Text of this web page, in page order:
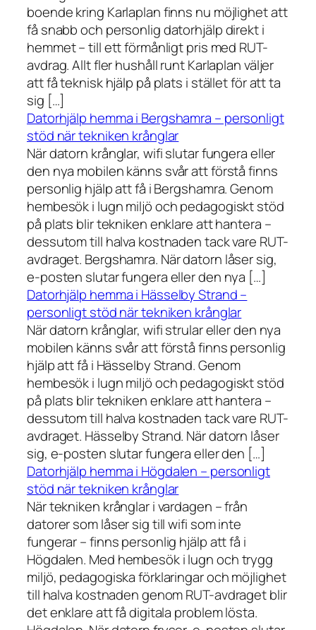
boende kring Karlaplan finns nu möjlighet att
få snabb och personlig datorhjälp direkt i
hemmet – till ett förmånligt pris med RUT-
avdrag. Allt fler hushåll runt Karlaplan väljer
att få teknisk hjälp på plats i stället för att ta
sig […]
Datorhjälp hemma i Bergshamra – personligt
stöd när tekniken krånglar
När datorn krånglar, wifi slutar fungera eller
den nya mobilen känns svår att förstå finns
personlig hjälp att få i Bergshamra. Genom
hembesök i lugn miljö och pedagogiskt stöd
på plats blir tekniken enklare att hantera –
dessutom till halva kostnaden tack vare RUT-
avdraget. Bergshamra. När datorn låser sig,
e-posten slutar fungera eller den nya […]
Datorhjälp hemma i Hässelby Strand –
personligt stöd när tekniken krånglar
När datorn krånglar, wifi strular eller den nya
mobilen känns svår att förstå finns personlig
hjälp att få i Hässelby Strand. Genom
hembesök i lugn miljö och pedagogiskt stöd
på plats blir tekniken enklare att hantera –
dessutom till halva kostnaden tack vare RUT-
avdraget. Hässelby Strand. När datorn låser
sig, e-posten slutar fungera eller den […]
Datorhjälp hemma i Högdalen – personligt
stöd när tekniken krånglar
När tekniken krånglar i vardagen – från
datorer som låser sig till wifi som inte
fungerar – finns personlig hjälp att få i
Högdalen. Med hembesök i lugn och trygg
miljö, pedagogiska förklaringar och möjlighet
till halva kostnaden genom RUT-avdraget blir
det enklare att få digitala problem lösta.